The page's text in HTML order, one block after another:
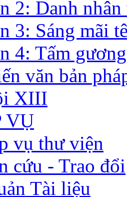
2: Danh nhân
3: Sáng mãi
4: Tấm
văn bản
XIII
VỤ
vụ thư viện
cứu - Trao đổi
Tài liệu